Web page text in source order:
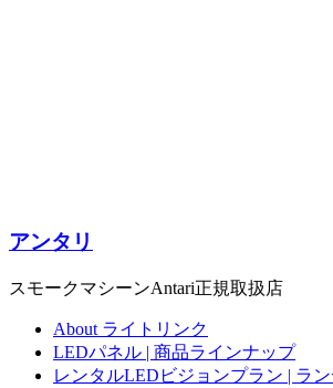
アンタリ
スモークマシーンAntari正規取扱店
About ライトリンク
LEDパネル | 商品ラインナップ
レンタルLEDビジョンプラン | ラ